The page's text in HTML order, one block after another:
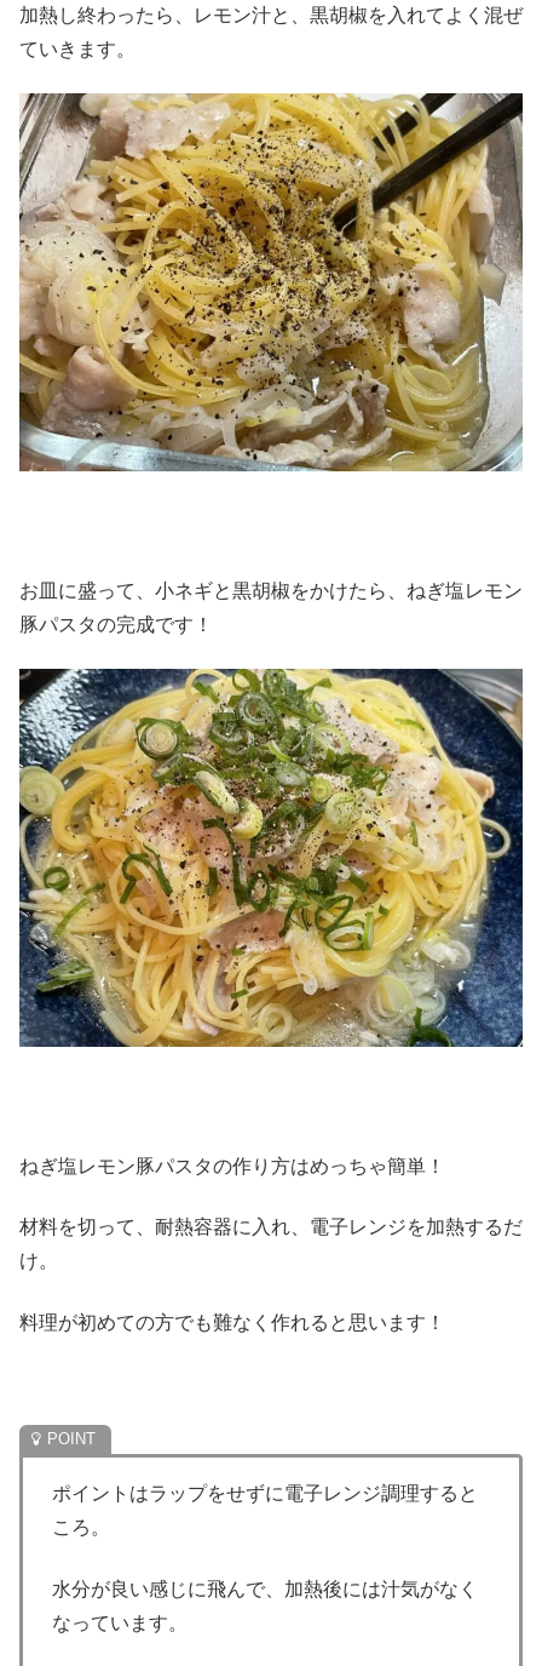
加熱し終わったら、レモン汁と、黒胡椒を入れてよく混ぜ
ていきます。
お皿に盛って、小ネギと黒胡椒をかけたら、ねぎ塩レモン
豚パスタの完成です！
ねぎ塩レモン豚パスタの作り方はめっちゃ簡単！
材料を切って、耐熱容器に入れ、電子レンジを加熱するだ
け。
料理が初めての方でも難なく作れると思います！
ポイントはラップをせずに電子レンジ調理すると
ころ。
水分が良い感じに飛んで、加熱後には汁気がなく
なっています。